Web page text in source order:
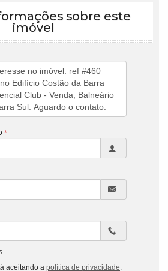
sobre este
imóvel
aceitando a política de privacidade.